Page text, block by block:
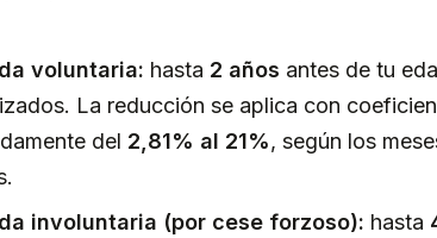
voluntaria: hasta 2 años antes de tu
La reducción se aplica con
del 2,81% al 21%, según los
involuntaria (por cese forzoso): hasta